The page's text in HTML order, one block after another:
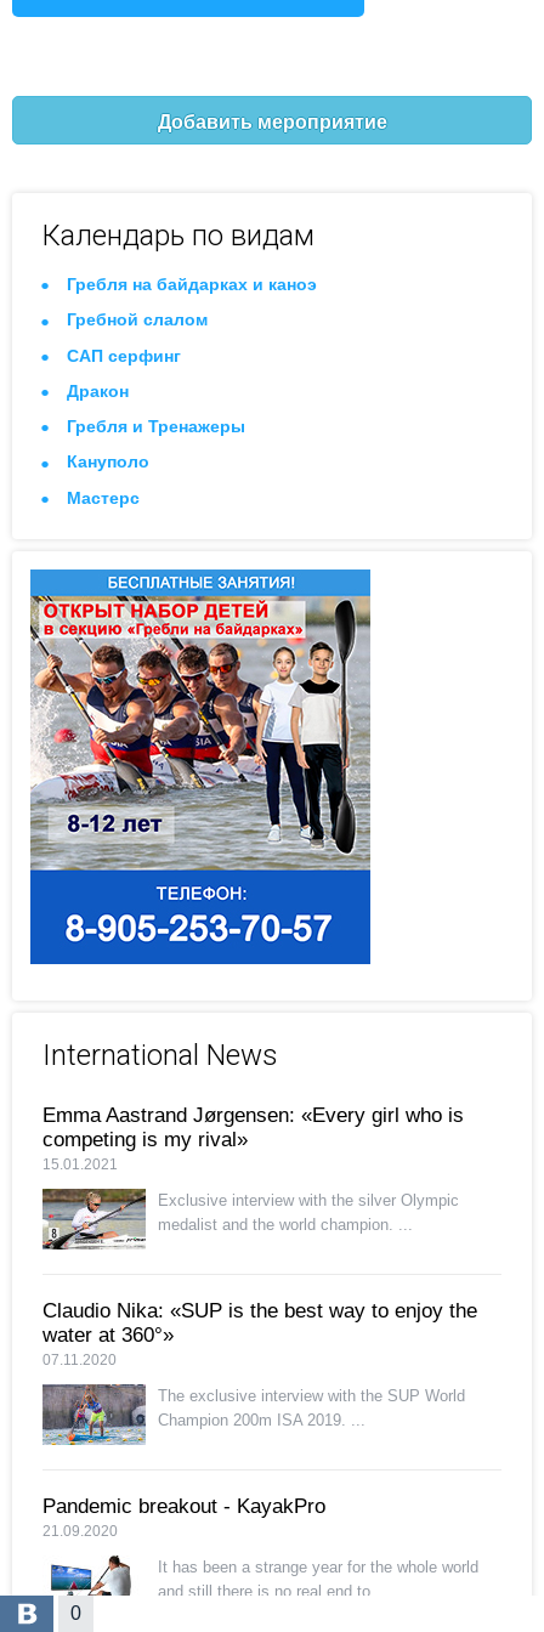
0
Добавить мероприятие
Календарь по видам
Гребля на байдарках и каноэ
Гребной слалом
САП серфинг
Дракон
Гребля и Тренажеры
Кануполо
Мастерс
International News
Emma Aastrand Jørgensen: «Every girl who is
competing is my rival»
15.01.2021
Exclusive interview with the silver Olympic
medalist and the world champion. ...
Claudio Nika: «SUP is the best way to enjoy the
water at 360°»
07.11.2020
The exclusive interview with the SUP World
Champion 200m ISA 2019. ...
Pandemic breakout - KayakPro
21.09.2020
It has been a strange year for the whole world
and still there is no real end to...